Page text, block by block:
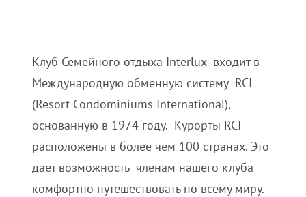
Клуб Семейного отдыха Interlux входит в
Международную обменную систему RCI
(Resort Condominiums International),
основанную в 1974 году. Курорты RCI
расположены в более чем 100 странах. Это
дает возможность членам нашего клуба
комфортно путешествовать по всему миру.